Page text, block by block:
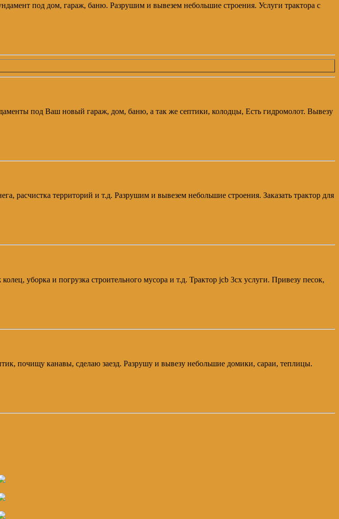
под дом, гараж, баню. Разрушим и вывезем небольшие строения. Услуги трактора с
под Ваш новый гараж, дом, баню, а так же септики, колодцы, Есть гидромолот. Вывезу
расчистка территорий и т.д. Разрушим и вывезем небольшие строения. Заказать трактор для
уборка и погрузка строительного мусора и т.д. Трактор jcb 3cx услуги. Привезу песок,
почищу канавы, сделаю заезд. Разрушу и вывезу небольшие домики, сараи, теплицы.